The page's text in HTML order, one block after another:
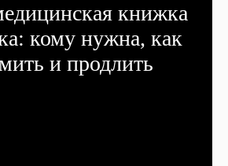
книжка
кому нужна, как
и продлить